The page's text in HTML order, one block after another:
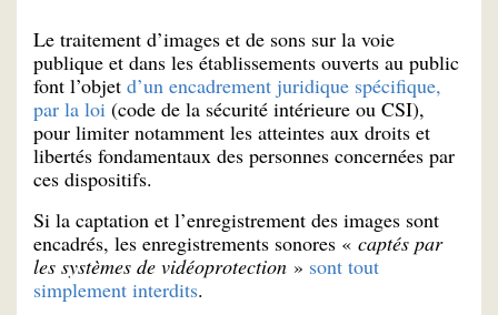
Le traitement d’images et de sons sur la voie
publique et dans les établissements ouverts au public
font l’objet d’un encadrement juridique spécifique,
par la loi (code de la sécurité intérieure ou CSI),
pour limiter notamment les atteintes aux droits et
libertés fondamentaux des personnes concernées par
ces dispositifs.
Si la captation et l’enregistrement des images sont
encadrés, les enregistrements sonores « captés par
les systèmes de vidéoprotection » sont tout
simplement interdits.